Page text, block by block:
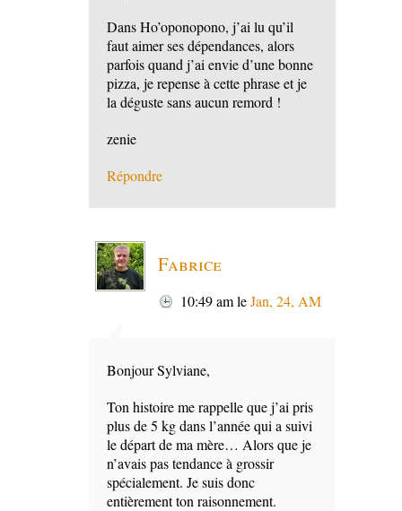
Dans Ho’oponopono, j’ai lu qu’il
faut aimer ses dépendances, alors
parfois quand j’ai envie d’une bonne
pizza, je repense à cette phrase et je
la déguste sans aucun remord !
zenie
Répondre
Fabrice
10:49 amleJan, 24, AM
Bonjour Sylviane,
Ton histoire me rappelle que j’ai pris
plus de 5 kg dans l’année qui a suivi
le départ de ma mère… Alors que je
n’avais pas tendance à grossir
spécialement. Je suis donc
entièrement ton raisonnement.